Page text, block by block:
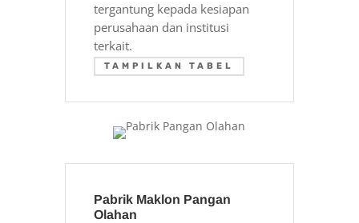
tergantung kepada kesiapan
perusahaan dan institusi
terkait.
TAMPILKAN TABEL
Pabrik Maklon Pangan
Olahan